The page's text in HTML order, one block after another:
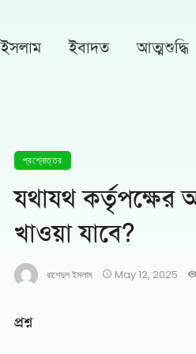
ইসলাম ইবাদত আত্মশুদ্ধি
প্রশ্নোত্তর
যথাযথ কর্তৃপক্ষের
খাওয়া যাবে?
রাশেদুল ইসলাম May 12, 2025
প্রশ্ন